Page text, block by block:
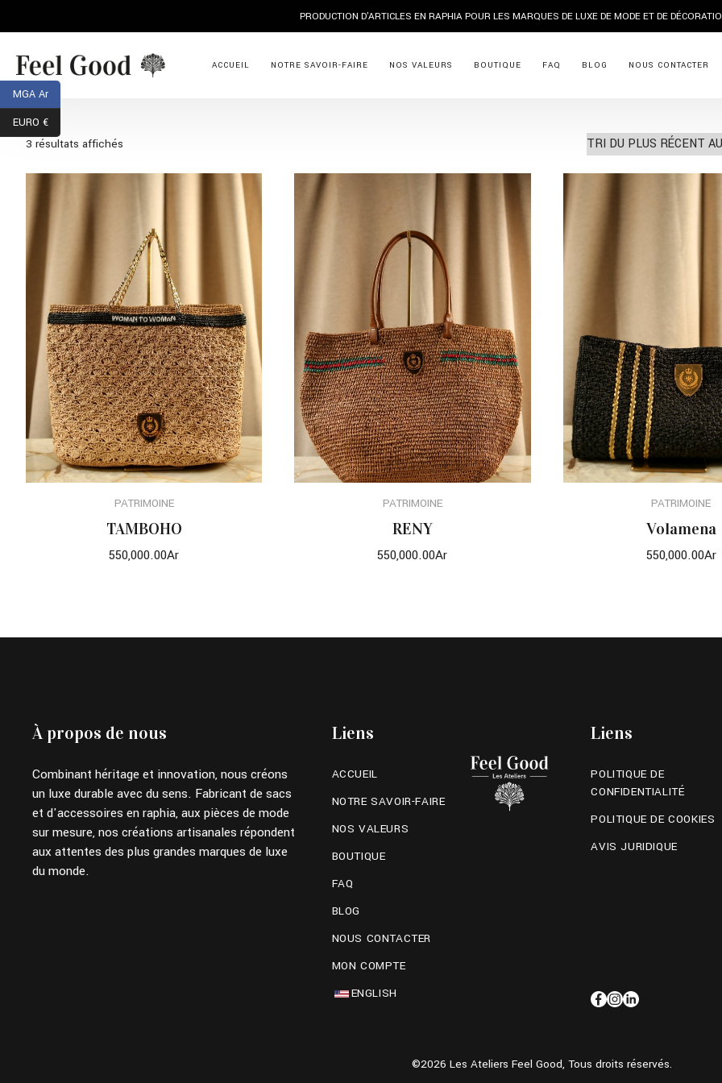
PRODUCTION DURABLE ET IMPACT
ACCUEIL NOTRE SAVOIR-FAIRE NOS VALEURS BOUTIQUE FAQ BLOG NOUS CONTACTER
3 résultats affichés
CHOIX DES OPTIONS
PATRIMOINE
TAMBOHO
550,000.00Ar
CHOIX DES OPTIONS
PATRIMOINE
RENY
550,000.00Ar
CHOIX DES
PATRIMOINE
Volamena
550,000.00Ar
À propos de nous
Combinant héritage et innovation, nous créons
un luxe durable avec du sens. Fabricant de sacs
et d'accessoires en raphia, aux pièces de mode
sur mesure, nos créations artisanales répondent
aux attentes des plus grandes marques de luxe
du monde.
Liens
ACCUEIL
NOTRE SAVOIR-FAIRE
NOS VALEURS
BOUTIQUE
FAQ
BLOG
NOUS CONTACTER
MON COMPTE
ENGLISH
Liens
POLITIQUE DE
CONFIDENTIALITÉ
POLITIQUE DE COOKIES
AVIS JURIDIQUE
©2026 Les Ateliers Feel Good, Tous droits réservés.
MGA Ar
EURO €